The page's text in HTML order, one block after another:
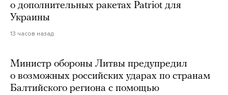
о дополнительных ракетах Patriot для
Украины
13 часов назад
Министр обороны Литвы предупредил
о возможных российских ударах по странам
Балтийского региона с помощью